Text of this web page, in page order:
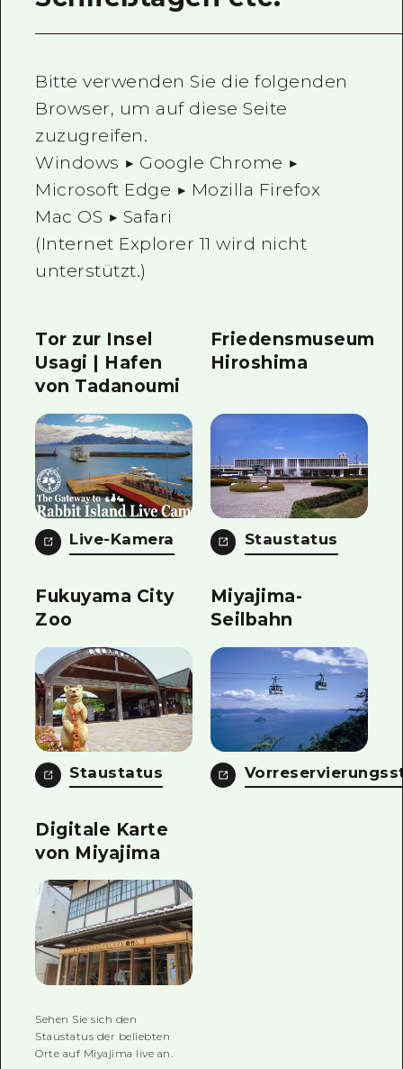
FAQs
Foto-Download
Transportinformationen bei
Bitte verwenden Sie die folgenden
Browser, um auf diese Seite
zuzugreifen.
Windows ▶ Google Chrome ▶
Microsoft Edge ▶ Mozilla Firefox
Mac OS ▶ Safari
(Internet Explorer 11 wird nicht
unterstützt.)
Tor zur Insel
Usagi | Hafen
von Tadanoumi
Live-Kamera
Friedensmuseum
Hiroshima
Staustatus
Fukuyama City
Zoo
Staustatus
Miyajima-
Seilbahn
Digitale Karte
von Miyajima
Sehen Sie sich den
Staustatus der beliebten
Orte auf Miyajima live an.